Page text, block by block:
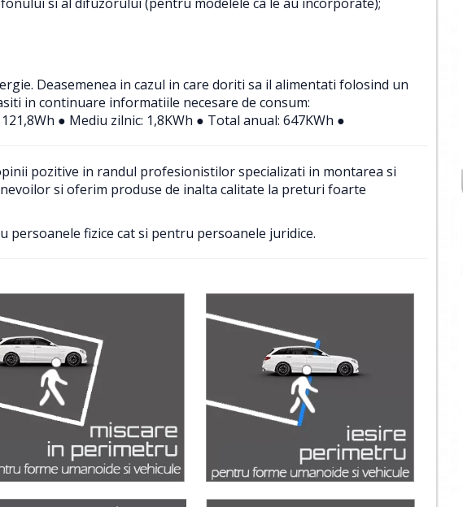
Deasemenea in cazul in care doriti sa il alimentati folosind un
in continuare informatiile necesare de consum:
● Mediu zilnic: 1,8KWh ● Total anual: 647KWh ●
pozitive in randul profesionistilor specializati in montarea si
si oferim produse de inalta calitate la preturi foarte
persoanele fizice cat si pentru persoanele juridice.